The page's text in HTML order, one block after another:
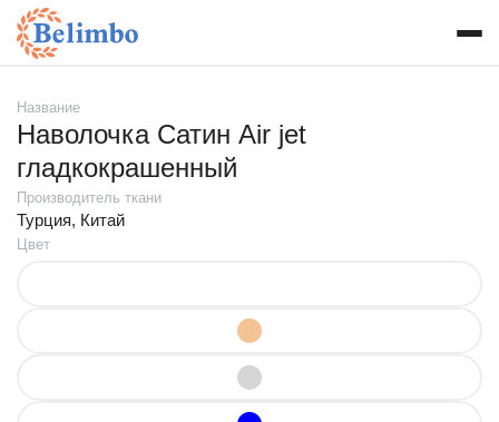
Название
Наволочка Сатин Air jet
гладкокрашенный
Производитель ткани
Турция, Китай
Цвет